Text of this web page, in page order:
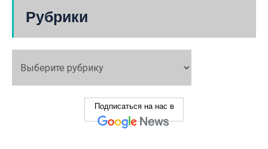
Рубрики
Подписаться на нас в